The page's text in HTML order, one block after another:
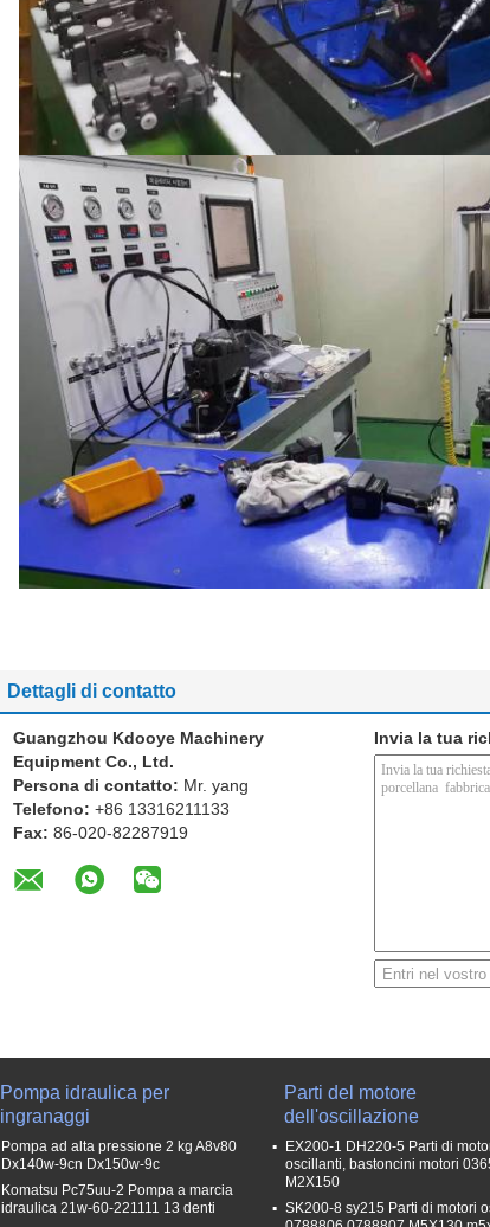
Dettagli di contatto
Guangzhou Kdooye Machinery
Equipment Co., Ltd.
Persona di contatto: Mr. yang
Telefono: +86 13316211133
Fax: 86-020-82287919
Invia la tua
Pompa idraulica per
ingranaggi
Pompa ad alta pressione 2 kg A8v80
Dx140w-9cn Dx150w-9c
Komatsu Pc75uu-2 Pompa a marcia
idraulica 21w-60-221111 13 denti
Parti del motore
dell'oscillazione
EX200-1 DH220-5 Parti di
oscillanti, bastoncini motori
M2X150
SK200-8 sy215 Parti di motori